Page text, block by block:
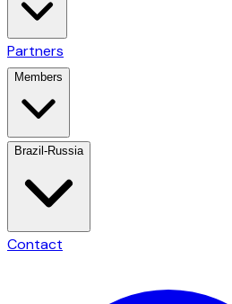
Partners
Members
Brazil-Russia
Contact